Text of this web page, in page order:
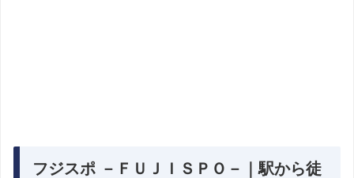
フジスポ －ＦＵＪＩＳＰＯ－｜駅から徒